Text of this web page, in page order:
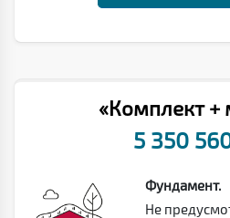
«Комплект +
5 350
Фундамент.
Не